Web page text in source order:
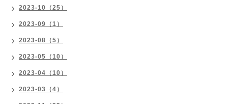
2023-10（25）
2023-09（1）
2023-08（5）
2023-05（10）
2023-04（10）
2023-03（4）